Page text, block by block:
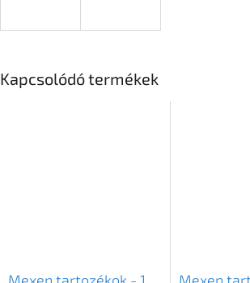
Kapcsolódó termékek